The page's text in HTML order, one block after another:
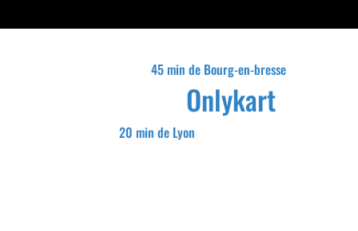
20 min de Lyon
Onlykart
45 min de Bourg-en-bresse